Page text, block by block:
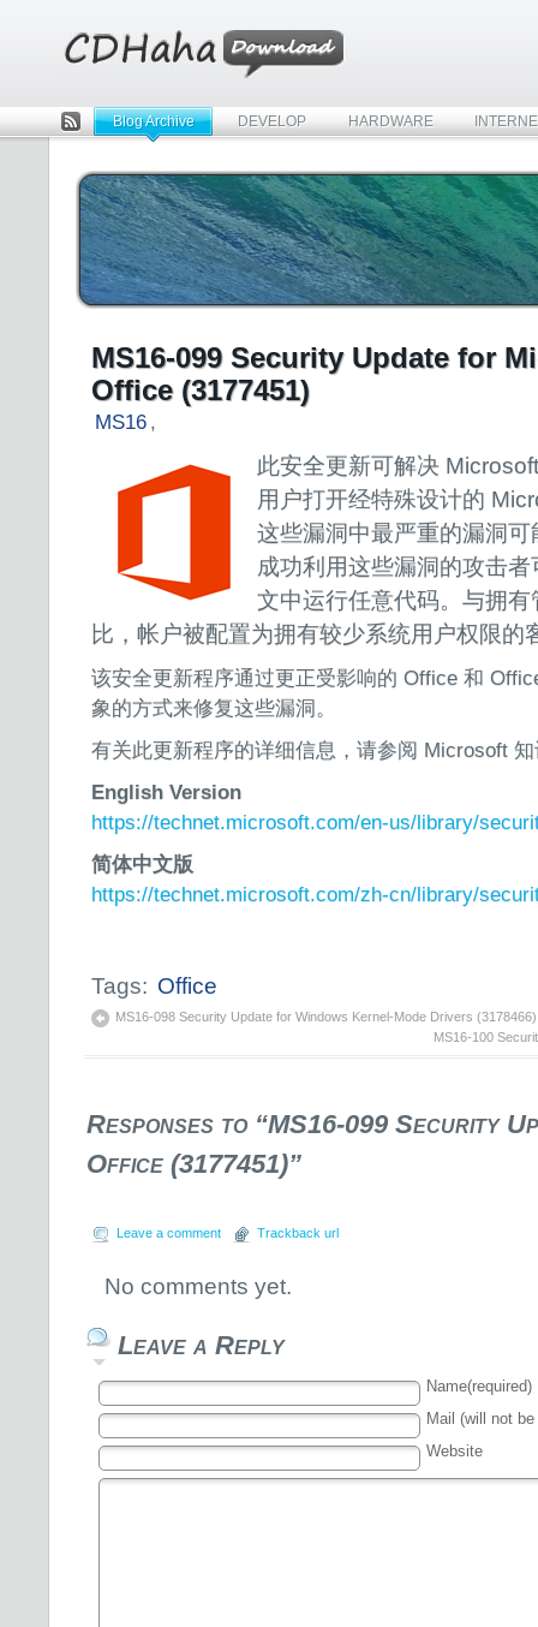
Rss
Blog Archive DEVELOP HARDWARE
MS16-099 Security Update for
Office (3177451)
MS16 ,
此安全更新可解决
用户打开经特殊设计的
这些漏洞中最严重的漏洞
成功利用这些漏洞的攻击
文中运行任意代码。与拥
比，帐户被配置为拥有较少系统用户权限的
该安全更新程序通过更正受影响的 Office 和
象的方式来修复这些漏洞。
有关此更新程序的详细信息，请参阅 Microsoft
English Version
https://technet.microsoft.com/en-us/library/
简体中文版
https://technet.microsoft.com/zh-cn/library/
Tags: Office
MS16-098 Security Update for Windows Kernel-Mode Drivers (3178466)
MS16-100
Responses to “MS16-099 Security
Office (3177451)”
Leave a comment Trackback url
No comments yet.
Leave a Reply
Name(required)
Mail (will not
Website